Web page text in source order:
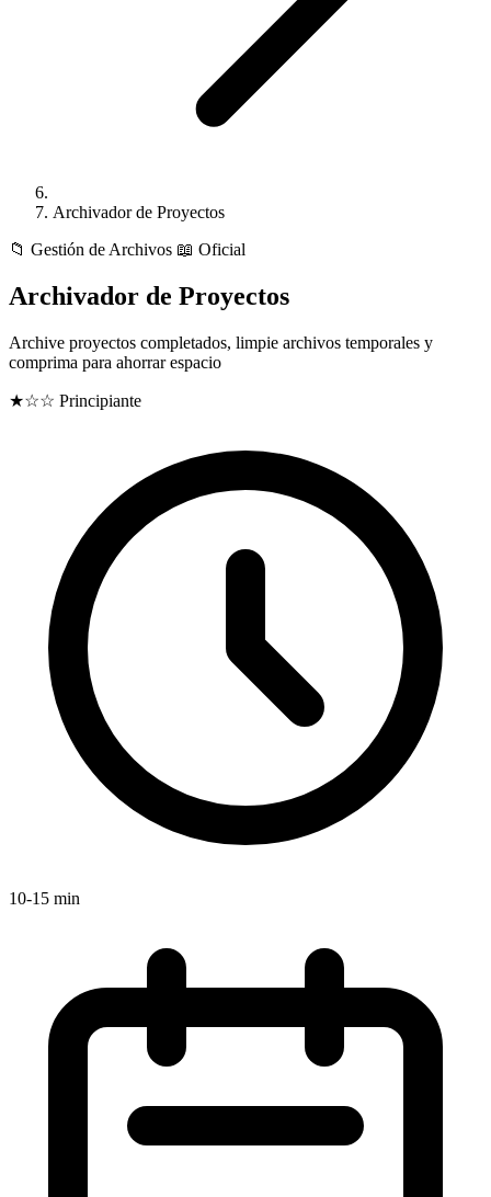
Archivador de Proyectos
📁 Gestión de Archivos 📖 Oficial
Archivador de Proyectos
Archive proyectos completados, limpie archivos temporales y
comprima para ahorrar espacio
★☆☆ Principiante
10-15 min